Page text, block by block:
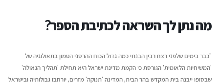
מה נתן לך השראה לכתיבת הספר?
"כבר בימים שלפני רצח רבין הבנתי כמה גדול הכוח ההרסני הטמון בתאולוגיה של
'המשיחיות הלאומית' הגורסת כי הקמת מדינת ישראל היא תחילת 'תהליך הגאולה'
שבסופו ייבנה בית המקדש בהר הבית, המדינה 'תנוקה' מזרים, יורחבו גבולותיה ובישראל